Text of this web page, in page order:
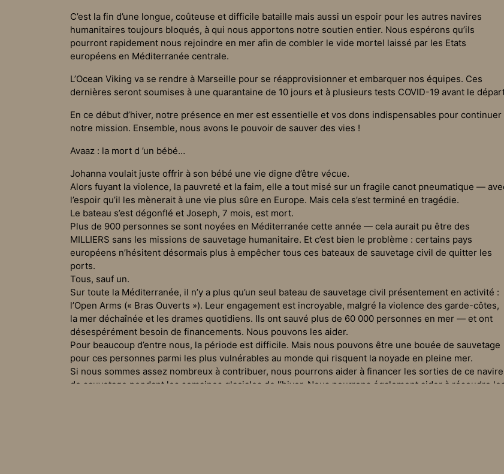
C’est la fin d’une longue, coûteuse et difficile bataille mais aussi un espoir pour les autres navires
humanitaires toujours bloqués, à qui nous apportons notre soutien entier. Nous espérons qu’ils
pourront rapidement nous rejoindre en mer afin de combler le vide mortel laissé par les Etats
européens en Méditerranée centrale.
L’Ocean Viking va se rendre à Marseille pour se réapprovisionner et embarquer nos équipes. Ces
dernières seront soumises à une quarantaine de 10 jours et à plusieurs tests COVID-19 avant le
En ce début d’hiver, notre présence en mer est essentielle et vos dons indispensables pour continuer
notre mission. Ensemble, nous avons le pouvoir de sauver des vies !
Avaaz : la mort d ’un bébé…
Johanna voulait juste offrir à son bébé une vie digne d’être vécue.
Alors fuyant la violence, la pauvreté et la faim, elle a tout misé sur un fragile canot pneumatique —
l’espoir qu’il les mènerait à une vie plus sûre en Europe. Mais cela s’est terminé en tragédie.
Le bateau s’est dégonflé et Joseph, 7 mois, est mort.
Plus de 900 personnes se sont noyées en Méditerranée cette année — cela aurait pu être des
MILLIERS sans les missions de sauvetage humanitaire. Et c’est bien le problème : certains pays
européens n’hésitent désormais plus à empêcher tous ces bateaux de sauvetage civil de quitter les
ports.
Tous, sauf un.
Sur toute la Méditerranée, il n’y a plus qu’un seul bateau de sauvetage civil présentement en activité :
l’Open Arms (« Bras Ouverts »). Leur engagement est incroyable, malgré la violence des garde-côtes,
la mer déchaînée et les drames quotidiens. Ils ont sauvé plus de 60 000 personnes en mer — et ont
désespérément besoin de financements. Nous pouvons les aider.
Pour beaucoup d’entre nous, la période est difficile. Mais nous pouvons être une bouée de sauvetage
pour ces personnes parmi les plus vulnérables au monde qui risquent la noyade en pleine mer.
Si nous sommes assez nombreux à contribuer, nous pourrons aider à financer les sorties de ce navire
de sauvetage pendant les semaines glaciales de l’hiver. Nous pourrons également aider à résoudre